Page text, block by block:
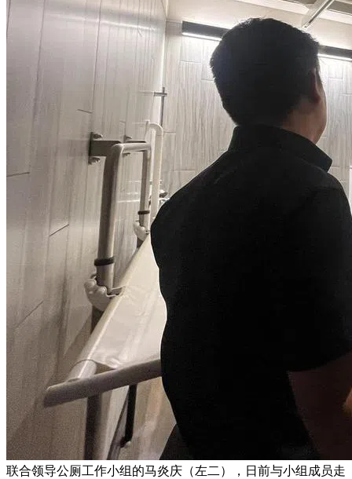
联合领导公厕工作小组的马炎庆（左二），日前与小组成员走